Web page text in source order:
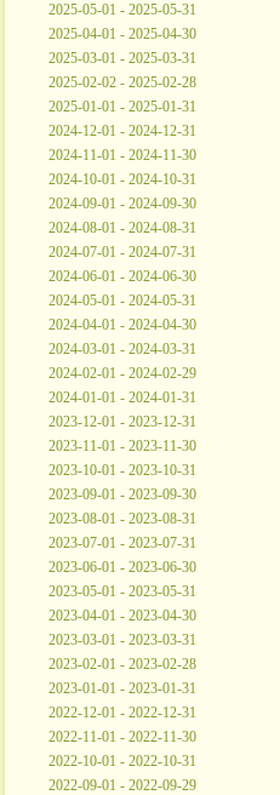
2025-05-01 - 2025-05-31
2025-04-01 - 2025-04-30
2025-03-01 - 2025-03-31
2025-02-02 - 2025-02-28
2025-01-01 - 2025-01-31
2024-12-01 - 2024-12-31
2024-11-01 - 2024-11-30
2024-10-01 - 2024-10-31
2024-09-01 - 2024-09-30
2024-08-01 - 2024-08-31
2024-07-01 - 2024-07-31
2024-06-01 - 2024-06-30
2024-05-01 - 2024-05-31
2024-04-01 - 2024-04-30
2024-03-01 - 2024-03-31
2024-02-01 - 2024-02-29
2024-01-01 - 2024-01-31
2023-12-01 - 2023-12-31
2023-11-01 - 2023-11-30
2023-10-01 - 2023-10-31
2023-09-01 - 2023-09-30
2023-08-01 - 2023-08-31
2023-07-01 - 2023-07-31
2023-06-01 - 2023-06-30
2023-05-01 - 2023-05-31
2023-04-01 - 2023-04-30
2023-03-01 - 2023-03-31
2023-02-01 - 2023-02-28
2023-01-01 - 2023-01-31
2022-12-01 - 2022-12-31
2022-11-01 - 2022-11-30
2022-10-01 - 2022-10-31
2022-09-01 - 2022-09-29